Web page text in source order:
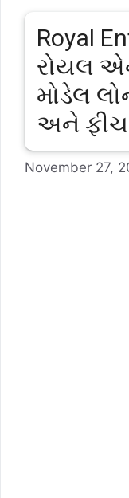
Royal
રોયલ
મોડેલ
અને
November 27,